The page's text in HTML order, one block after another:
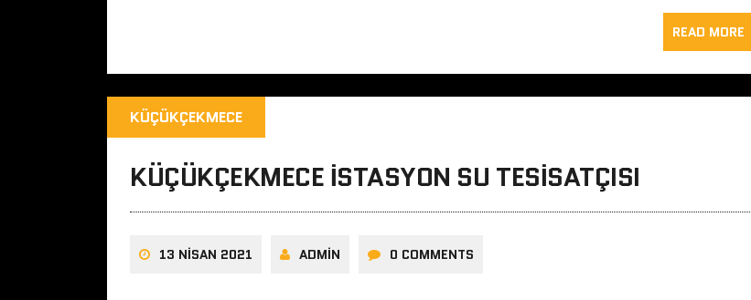
READ MORE
KÜÇÜKÇEKMECE
KÜÇÜKÇEKMECE ISTASYON SU TESISATÇISI
13 NISAN 2021 ADMIN 0 COMMENTS